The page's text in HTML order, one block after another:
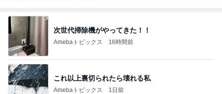
次世代掃除機がやってきた！！
Amebaトピックス 16時間前
これ以上裏切られたら壊れる私
Amebaトピックス 1日前